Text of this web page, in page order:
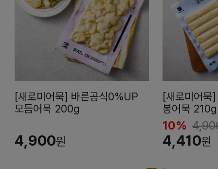
[새로미어묵] 바른공식0%UP
모듬어묵 200g
4,900원
[새로미어묵
봉어묵 210g
10%
4,410원